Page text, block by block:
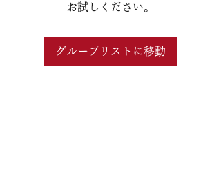
お試しください。
グループリストに移動